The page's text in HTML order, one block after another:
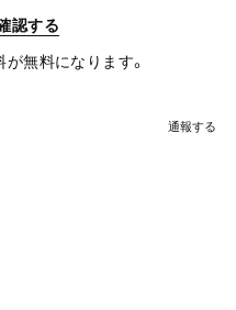
認する
無料になります。
通報する